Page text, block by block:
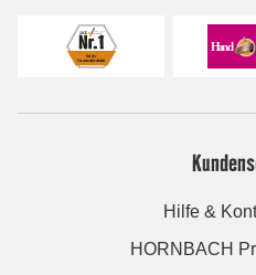
Hilfe &
HORNBACH